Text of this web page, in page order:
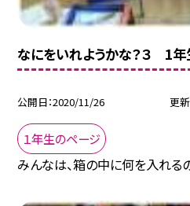
なにをいれようかな？３ 1年
公開日 2020/11/26 更
１年生のページ
みんなは、箱の中に何を入れる